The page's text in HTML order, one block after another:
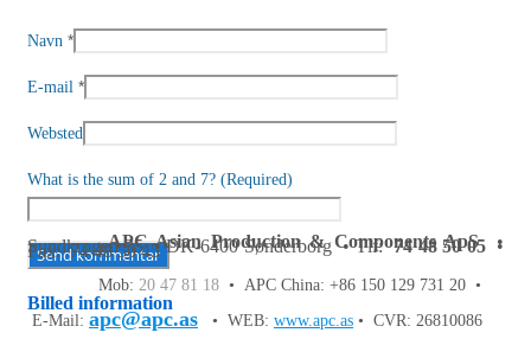
Navn *
E-mail *
Websted
What is the sum of 2 and 7? (Required)
Billed information
APC Asian Production & Components ApS•
Sundkrogen 35 • DK-6400 Sønderborg • Tlf:74 48 50 05•
Fax: 74 48 50 45
Mob: 20 47 81 18 • APC China: +86 150 129 731 20 •
E-Mail: apc@apc.as • WEB: www.apc.as • CVR: 26810086